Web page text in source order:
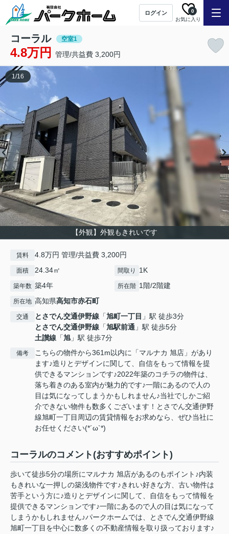
ログイン
お気に入り
0
コーラル 空室1
4.8万円 管理/共益費 3,200円
【外観】外観もきれいです
1/16
賃料 4.8万円 管理/共益費 3,200円
面積 24.34㎡ 間取り 1K
築年数 築4年 所在階 1階/2階建
所在地 高知県高知市赤石町
交通 とさでん交通伊野線 「旭町一丁目 」駅 徒歩3分
とさでん交通伊野線 「旭駅前通 」駅 徒歩5分
土讃線 「旭 」駅 徒歩7分
備考
こちらの物件から361m以内に「マルナカ 旭店」があり
ます♪造りとデザインに関して、自信をもって情報を提
供できるマンションです♪2022年築のコチラの物件は、
落ち着きのある室内が魅力的です♪一階にあるので人の
目は気になってしまうかもしれません♪当社でしかご紹
介できない物件も数多くございます！とさでん交通伊野
線旭町一丁目周辺の賃貸情報をお求めなら、ぜひ当社に
お任せください(*´ω`*)
コーラルのコメント(おすすめポイント)
歩いて徒歩5分の場所にマルナカ 旭店があるのもポイント♪内装
もきれいな一押しの築浅物件です♪きれい好きな方、古い物件は
苦手という方に♪造りとデザインに関して、自信をもって情報を
提供できるマンションです♪一階にあるので人の目は気になって
しまうかもしれません♪パークホームでは、とさでん交通伊野線
旭町一丁目を中心に数多くの不動産情報を取り扱っております♪